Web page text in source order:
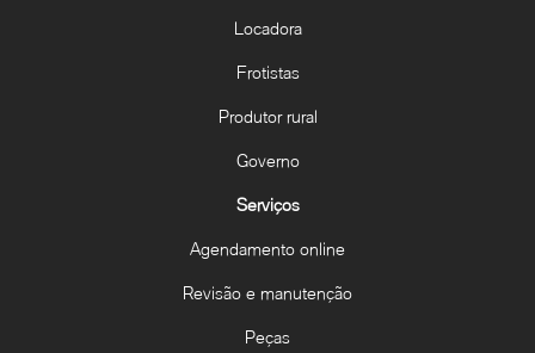
Locadora
Frotistas
Produtor rural
Governo
Serviços
Agendamento online
Revisão e manutenção
Peças